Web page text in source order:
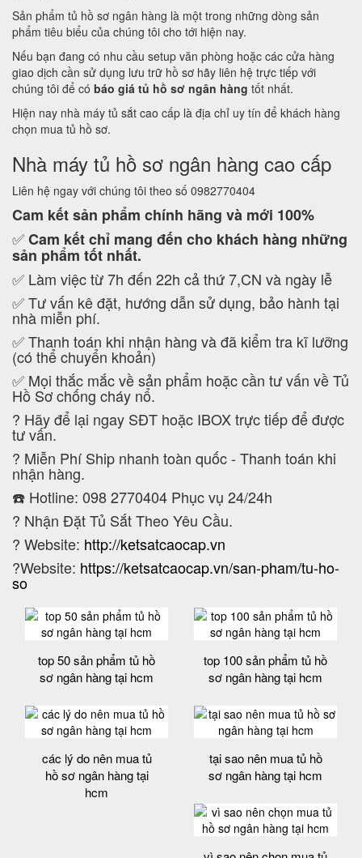
Sản phẩm tủ hồ sơ ngân hàng là một trong những dòng sản
phẩm tiêu biểu của chúng tôi cho tới hiện nay.
Nếu bạn đang có nhu cầu setup văn phòng hoặc các cửa hàng
giao dịch cần sử dụng lưu trữ hồ sơ hãy liên hệ trực tiếp với
chúng tôi để có báo giá tủ hồ sơ ngân hàng tốt nhất.
Hiện nay nhà máy tủ sắt cao cấp là địa chỉ uy tín để khách hàng
chọn mua tủ hồ sơ.
Nhà máy tủ hồ sơ ngân hàng cao cấp
Liên hệ ngay với chúng tôi theo số 0982770404
Cam kếtsản phẩm chính hãng và mới 100%
✅Cam kếtchỉ mang đến cho khách hàng những
sản phẩm tốt nhất.
✅ Làm việc từ 7h đến 22h cả thứ 7,CN và ngày lễ
✅ Tư vấn kê đặt, hướng dẫn sử dụng, bảo hành tại
nhà miễn phí.
✅ Thanh toán khi nhận hàng và đã kiểm tra kĩ lưỡng
(có thể chuyển khoản)
✅ Mọi thắc mắc về sản phẩm hoặc cần tư vấn về Tủ
Hồ Sơ chống cháy nổ.
? Hãy để lại ngay SĐT hoặc IBOX trực tiếp để được
tư vấn.
? Miễn Phí Ship nhanh toàn quốc - Thanh toán khi
nhận hàng.
☎️ Hotline: 098 2770404 Phục vụ 24/24h
? Nhận Đặt Tủ Sắt Theo Yêu Cầu.
? Website: http://ketsatcaocap.vn
?Website: https://ketsatcaocap.vn/san-pham/tu-ho-
so
top 50 sản phẩm tủ hồ
sơ ngân hàng tại hcm
top 100 sản phẩm tủ hồ
sơ ngân hàng tại hcm
các lý do nên mua tủ
hồ sơ ngân hàng tại
hcm
tại sao nên mua tủ hồ
sơ ngân hàng tại hcm